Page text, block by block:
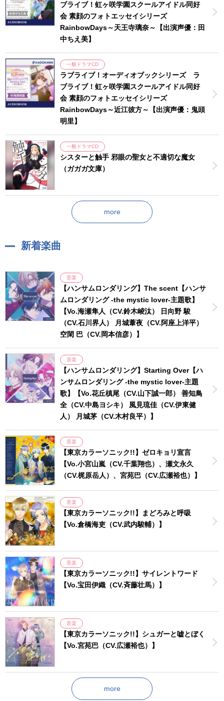
ブライブ！虹ヶ咲学園スクールアイドル同好
会 素顔のフォトエッセイシリーズ
RainbowDays～天王寺璃奈～【出演声優：田
中ちえ美】
一般ドラマCD
ラブライブ！オーディオブックシリーズ ラ
ブライブ！虹ヶ咲学園スクールアイドル同好
会 素顔のフォトエッセイシリーズ
RainbowDays～近江彼方～【出演声優：鬼頭
明里】
一般ドラマCD
シスターと触手 邪眼の聖女と不適切な魔女
（ガガガ文庫）
more
新着楽曲
音楽
【ハンサムロンダリング】The scent【ハンサ
ムロンダリング -the mystic lover-主題歌】
【Vo.海瀬隼人（CV.鈴木崚汰） 日向野 駿
（CV.石川界人） 月城葦夜（CV.阿座上洋平）
空閑 巴（CV.岡本信彦）】
音楽
【ハンサムロンダリング】Starting Over【ハ
ンサムロンダリング -the mystic lover-主題
歌】【Vo.花丘槙尾（CV.山下誠一郎） 善知鳥
全（CV.中島ヨシキ） 風見琉佳（CV.伊東健
人） 月城茅（CV.木村良平）】
音楽
【東京カラーソニック!!】ゼロキョリ宣言
【Vo.小宮山嵐（CV.千葉翔也）、瀬文永久
（CV.梶原岳人）、宮苑巴（CV.広瀬裕也）】
音楽
【東京カラーソニック!!】まどろみと呼吸
【Vo.倉橋海吏（CV.武内駿輔）】
音楽
【東京カラーソニック!!】サイレントワード
【Vo.宝田伊織（CV.斉藤壮馬）】
音楽
【東京カラーソニック!!】シュガーと嘘とぼく
【Vo.宮苑巴（CV.広瀬裕也）】
more